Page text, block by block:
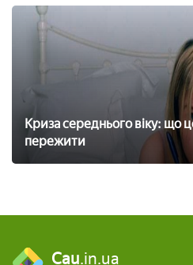
Криза середнього віку: що
пережити
Cau.in.ua